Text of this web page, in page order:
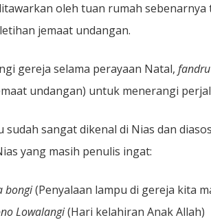
oleh tuan rumah
jemaat undangan.
gereja selama perayaan Natal,
undangan) untuk menerangi
sudah sangat dikenal di Nias dan
yang masih penulis ingat:
bongi(Penyalaan lampu di gereja kita
Lowalangi(Hari kelahiran Anak Allah)